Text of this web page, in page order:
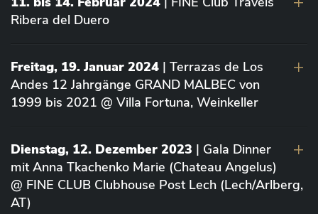
Ribera del Duero
Freitag, 19. Januar 2024 | Terrazas de Los
Andes 12 Jahrgänge GRAND MALBEC von
1999 bis 2021 @ Villa Fortuna, Weinkeller
Dienstag, 12. Dezember 2023 | Gala Dinner
mit Anna Tkachenko Marie (Chateau Angelus)
@ FINE CLUB Clubhouse Post Lech (Lech/Arlberg,
AT)